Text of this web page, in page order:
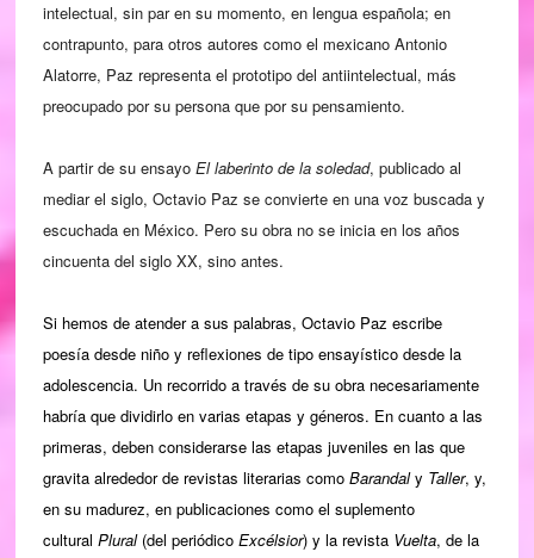
intelectual, sin par en su momento, en lengua española; en
contrapunto, para otros autores como el mexicano Antonio
Alatorre, Paz representa el prototipo del antiintelectual, más
preocupado por su persona que por su pensamiento.
A partir de su ensayo El laberinto de la soledad, publicado al
mediar el siglo, Octavio Paz se convierte en una voz buscada y
escuchada en México. Pero su obra no se inicia en los años
cincuenta del siglo XX, sino antes.
Si hemos de atender a sus palabras, Octavio Paz escribe
poesía desde niño y reflexiones de tipo ensayístico desde la
adolescencia. Un recorrido a través de su obra necesariamente
habría que dividirlo en varias etapas y géneros. En cuanto a las
primeras, deben considerarse las etapas juveniles en las que
gravita alrededor de revistas literarias como Barandaly Taller, y,
en su madurez, en publicaciones como el suplemento
cultural Plural(del periódico Excélsior) y la revista Vuelta, de la